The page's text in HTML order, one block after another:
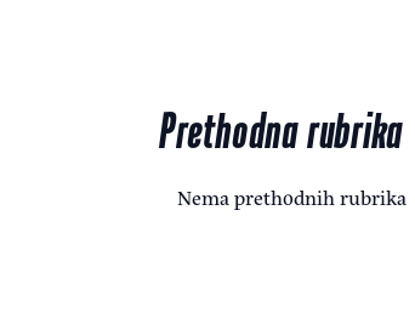
Prethodna rubrika
Nema prethodnih rubrika